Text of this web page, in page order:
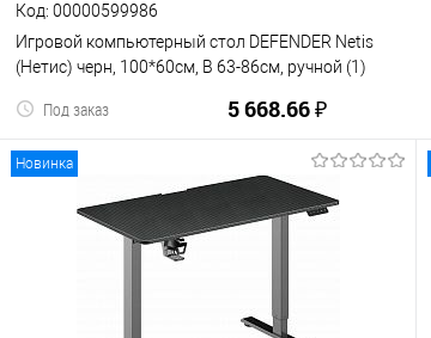
Код: 00000599986
Игровой компьютерный стол DEFENDER Netis
(Нетис) черн, 100*60см, В 63-86см, ручной (1)
5 668.66 ₽
Под заказ
В корзину
В избранное
Новинка